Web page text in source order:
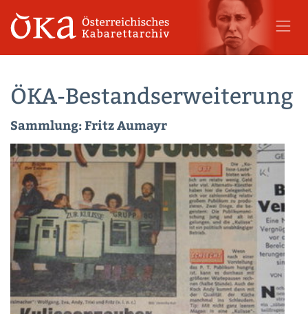
ÖKA-Bestandserweiterung
Sammlung: Fritz Aumayr